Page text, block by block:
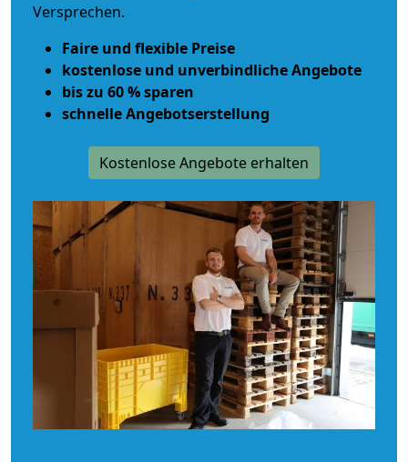
Versprechen.
Faire und flexible Preise
kostenlose und unverbindliche Angebote
bis zu 60 % sparen
schnelle Angebotserstellung
Kostenlose Angebote erhalten